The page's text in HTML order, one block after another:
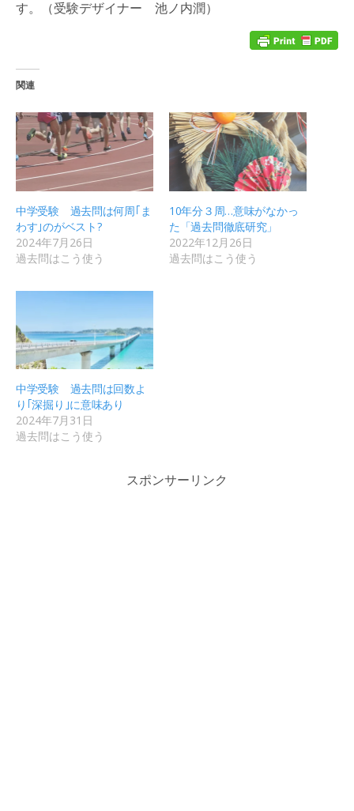
す。（受験デザイナー 池ノ内潤）
関連
中学受験 過去問は何周｢ま
わす｣のがベスト?
2024年7月26日
過去問はこう使う
10年分３周…意味がなかっ
た「過去問徹底研究」
2022年12月26日
過去問はこう使う
中学受験 過去問は回数よ
り｢深掘り｣に意味あり
2024年7月31日
過去問はこう使う
スポンサーリンク